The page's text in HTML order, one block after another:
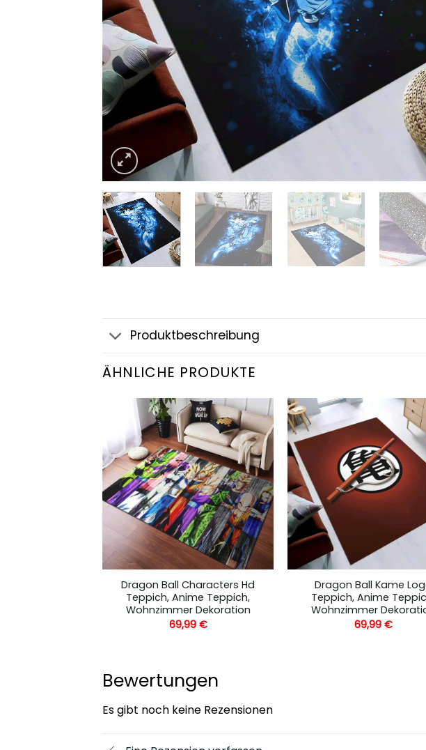
Produktbeschreibung
ÄHNLICHE PRODUKTE
Dragon Ball Characters Hd
Teppich, Anime Teppich,
Wohnzimmer Dekoration
69,99 €
Dragon Ball Kame
Teppich, Anime
Wohnzimmer
69,99 €
Bewertungen
Es gibt noch keine Rezensionen